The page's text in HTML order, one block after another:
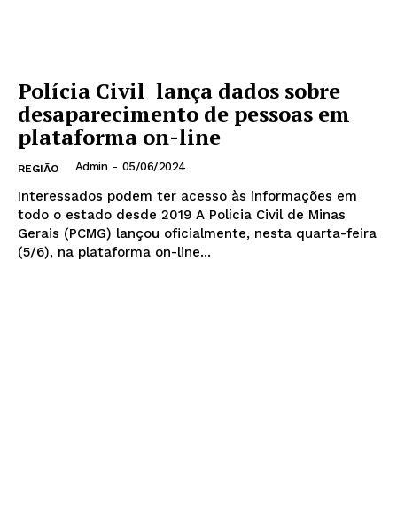
Polícia Civil lança dados sobre
desaparecimento de pessoas em
plataforma on-line
REGIÃO Admin - 05/06/2024
Interessados podem ter acesso às informações em
todo o estado desde 2019 A Polícia Civil de Minas
Gerais (PCMG) lançou oficialmente, nesta quarta-feira
(5/6), na plataforma on-line...